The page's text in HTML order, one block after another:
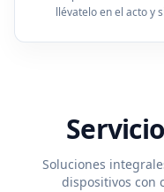
llévatelo en el acto y
Soluciones
dispositivos con